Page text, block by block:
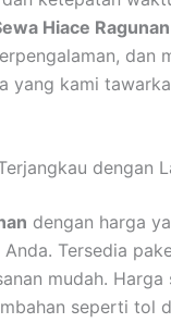
Hiace Ragunan
dan
yang kami
dengan
dengan harga
Tersedia
mudah.
seperti tol